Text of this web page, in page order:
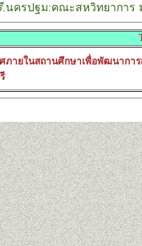
.นครปฐม:คณะสหวิทยาการ
ายในสถานศึกษาเพื่อพัฒนากา